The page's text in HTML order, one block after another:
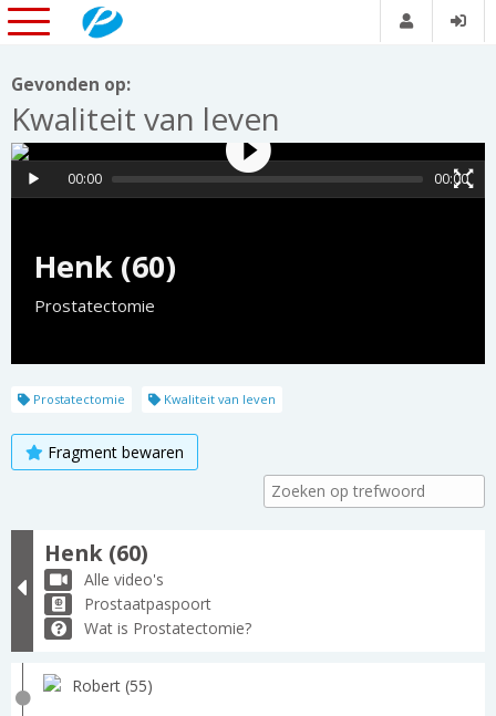
Gevonden op:
Kwaliteit van leven
Henk (60)
Prostatectomie
00:00 00:00
Prostatectomie Kwaliteit van leven
Fragment bewaren
Henk (60)
Alle video's
Prostaatpaspoort
Wat is Prostatectomie?
Robert (55)